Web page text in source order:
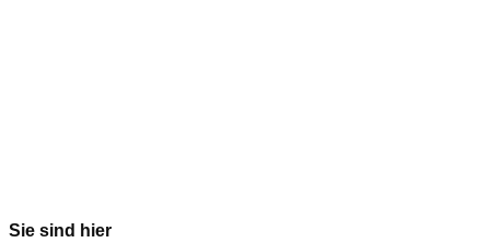
Sie sind hier